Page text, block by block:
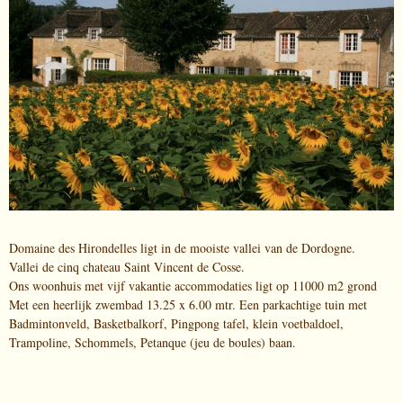
Domaine des Hirondelles ligt in de mooiste vallei van de Dordogne.
Vallei de cinq chateau Saint Vincent de Cosse.
Ons woonhuis met vijf vakantie accommodaties ligt op 11000 m2 grond
Met een heerlijk zwembad 13.25 x 6.00 mtr. Een parkachtige tuin met
Badmintonveld, Basketbalkorf, Pingpong tafel, klein voetbaldoel,
Trampoline, Schommels, Petanque (jeu de boules) baan.